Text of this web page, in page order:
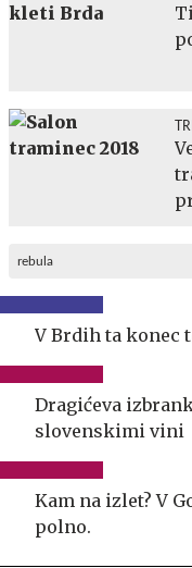
rebula
V Brdih ta konec
Dragićeva
slovenskimi vini
Kam na izlet? V
polno.